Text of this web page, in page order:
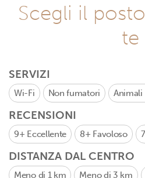
Scegli il
te
SERVIZI
Wi-Fi Non fumatori Animali
RECENSIONI
9+ Eccellente 8+ Favoloso
DISTANZA DAL CENTRO
Meno di 1 km Meno di 3 km